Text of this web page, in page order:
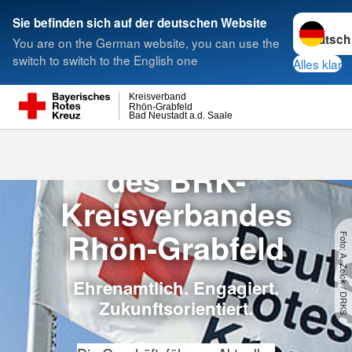
Sie befinden sich auf der deutschen Website
You are on the German website, you can use the
switch to switch to the English one
Sprache
Alles klar
Bad Neustadt a.d. Saale
Rhön-Grabfeld
Kreisverband
Suche
Foto: A. Zelck / DRKS
des BRK-
Kreisverbandes
Rhön-Grabfeld
Ehrenamtlich. Engagiert.
Zukunftsorientiert.